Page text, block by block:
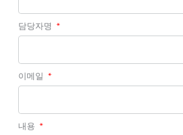
담당자명
이메일
내용